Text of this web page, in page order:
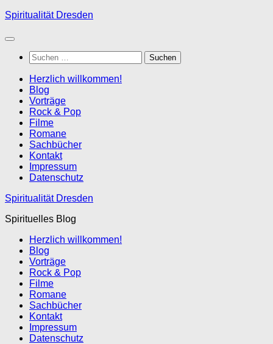
Zum
springen
Spiritualität Dresden
Suchen
nach:
Herzlich willkommen!
Blog
Vorträge
Rock & Pop
Filme
Romane
Sachbücher
Kontakt
Impressum
Datenschutz
Spiritualität Dresden
Spirituelles Blog
Herzlich willkommen!
Blog
Vorträge
Rock & Pop
Filme
Romane
Sachbücher
Kontakt
Impressum
Datenschutz